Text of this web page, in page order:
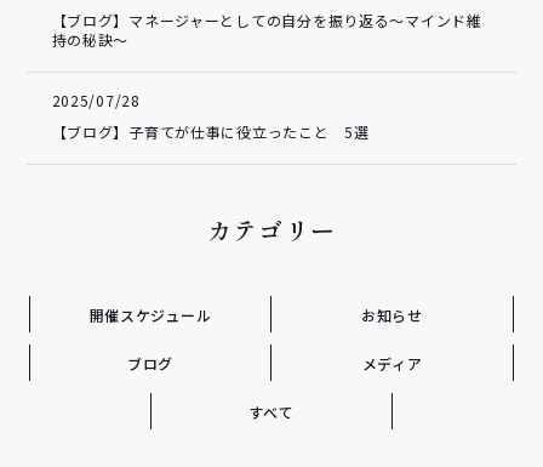
【ブログ】マネージャーとしての自分を振り返る～マインド維
持の秘訣～
2025/07/28
【ブログ】子育てが仕事に役立ったこと 5選
カテゴリー
開催スケジュール お知らせ
ブログ メディア
すべて